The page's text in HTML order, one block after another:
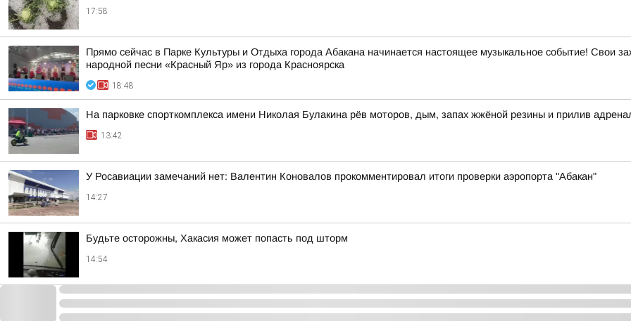
17:58
Прямо сейчас в Парке Культуры и Отдыха города Абакана начинается настоящее музыкальное событие! Свои
народной песни «Красный Яр» из города Красноярска
18:48
На парковке спорткомплекса имени Николая Булакина рёв моторов, дым, запах жжёной резины и прилив
13:42
У Росавиации замечаний нет: Валентин Коновалов прокомментировал итоги проверки аэропорта "Абакан"
14:27
Будьте осторожны, Хакасия может попасть под шторм
14:54